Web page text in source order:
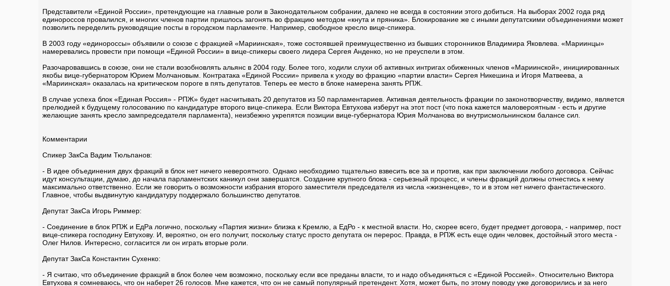
Представители «Единой России», претендующие на главные роли в Законодательном собрании, далеко не всегда в состоянии этого добиться. На выборах 2002 года ряд
единороссов провалился, и многих членов партии пришлось загонять во фракцию методом «кнута и пряника». Блокирование же с иными депутатскими объединениями может
позволить переделить руководящие посты в городском парламенте. Например, свободное кресло вице-спикера.
В 2003 году «единороссы» объявили о союзе с фракцией «Мариинская», тоже состоявшей преимущественно из бывших сторонников Владимира Яковлева. «Мариинцы»
намеревались провести при помощи «Единой России» в вице-спикеры своего лидера Сергея Анденко, но не преуспели в этом.
Разочаровавшись в союзе, они не стали возобновлять альянс в 2004 году. Более того, ходили слухи об активных интригах обиженных членов «Мариинской», инициированных
якобы вице-губернатором Юрием Молчановым. Контратака «Единой России» привела к уходу во фракцию «партии власти» Сергея Никешина и Игоря Матвеева, а
«Мариинская» оказалась на критическом пороге в пять депутатов. Теперь ее место в блоке намерена занять РПЖ.
В случае успеха блок «Единая Россия» - РПЖ» будет насчитывать 20 депутатов из 50 парламентариев. Активная деятельность фракции по законотворчеству, видимо, является
прелюдией к будущему голосованию по кандидатуре второго вице-спикера. Если Виктора Евтухова изберут на этот пост (что пока кажется маловероятным - есть и другие
желающие занять кресло зампредседателя парламента), неизбежно укрепятся позиции вице-губернатора Юрия Молчанова во внутрисмольнинском балансе сил.
Комментарии
Спикер ЗакСа Вадим Тюльпанов:
- В идее объединения двух фракций в блок нет ничего невероятного. Однако необходимо тщательно взвесить все за и против, как при заключении любого договора. Сейчас
идут консультации, думаю, до начала парламентских каникул они завершатся. Создание крупного блока - серьезный процесс, и члены фракций должны отнестись к нему
максимально ответственно. Если же говорить о возможности избрания второго заместителя председателя из числа «жизненцев», то и в этом нет ничего фантастического.
Главное, чтобы выдвинутую кандидатуру поддержало большинство депутатов.
Депутат ЗакСа Игорь Риммер:
- Соединение в блок РПЖ и ЕдРа логично, поскольку «Партия жизни» близка к Кремлю, а ЕдРо - к местной власти. Но, скорее всего, будет предмет договора, - например, пост
вице-спикера господину Евтухову. И, вероятно, он его получит, поскольку статус просто депутата он перерос. Правда, в РПЖ есть еще один человек, достойный этого места -
Олег Нилов. Интересно, согласится ли он играть вторые роли.
Депутат ЗакСа Константин Сухенко:
- Я считаю, что объединение фракций в блок более чем возможно, поскольку если все преданы власти, то и надо объединяться с «Единой Россией». Относительно Виктора
Евтухова я сомневаюсь, что он наберет 26 голосов. Мне кажется, что он не самый популярный претендент. Хотя, может быть, по этому поводу уже договорились и за него